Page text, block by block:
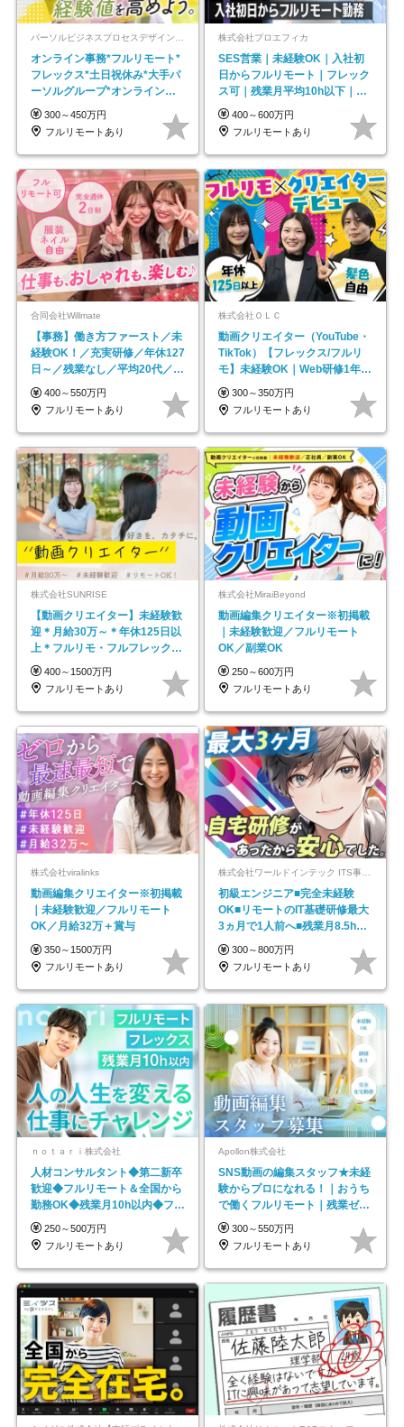
オンライン事務*フルリモート*
フレックス*土日祝休み*大手パ
ーソルグループ*オンライン面
接*30～40代活躍中
300～450万円
フルリモートあり
株式会社プロエフィカ
SES営業｜未経験OK｜入社初
日からフルリモート｜フレック
ス可｜残業月平均10h以下｜事
業立ち上げメンバー
400～600万円
フルリモートあり
合同会社Willmate
【事務】働き方ファースト／未
経験OK！／充実研修／年休127
日～／残業なし／平均20代／リ
モートOK
400～550万円
フルリモートあり
株式会社ＯＬＣ
動画クリエイター（YouTube・
TikTok）【フレックス/フルリ
モ】未経験OK｜Web研修1年間
｜副業OK
300～350万円
フルリモートあり
株式会社SUNRISE
【動画クリエイター】未経験歓
迎＊月給30万～＊年休125日以
上＊フルリモ・フルフレックス
◆10名の採用が決定◆
400～1500万円
フルリモートあり
株式会社MiraiBeyond
動画編集クリエイター※初掲載
｜未経験歓迎／フルリモート
OK／副業OK
250～600万円
フルリモートあり
株式会社viralinks
動画編集クリエイター※初掲載
｜未経験歓迎／フルリモート
OK／月給32万＋賞与
350～1500万円
フルリモートあり
株式会社ワールドインテック ITS事業部【東証プライム上場グループ】
初級エンジニア■完全未経験
OK■リモートのIT基礎研修最大
3ヵ月で1人前へ■残業月8.5h■
安定基盤/STR
300～800万円
フルリモートあり
ｎｏｔａｒｉ株式会社
人材コンサルタント◆第二新卒
歓迎◆フルリモート＆全国から
勤務OK◆残業月10h以内◆フレ
ックス制
250～500万円
フルリモートあり
Apollon株式会社
SNS動画の編集スタッフ★未経
験からプロになれる！｜おうち
で働くフルリモート｜残業ゼロ
で18時退勤◎
300～550万円
フルリモートあり